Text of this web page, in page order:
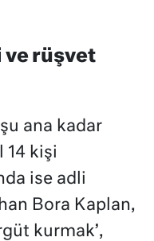
rüşvet
ana kadar
14 kişi
ise adli
Bora Kaplan,
kurmak’,